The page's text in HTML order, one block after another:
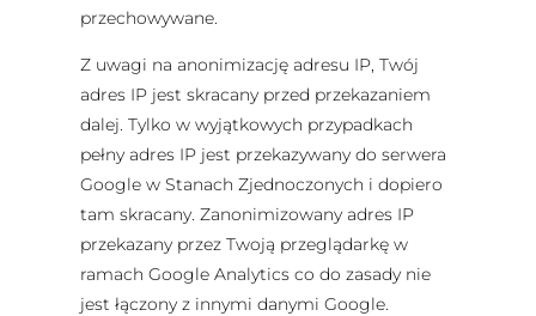
przechowywane.
Z uwagi na anonimizację adresu IP, Twój
adres IP jest skracany przed przekazaniem
dalej. Tylko w wyjątkowych przypadkach
pełny adres IP jest przekazywany do serwera
Google w Stanach Zjednoczonych i dopiero
tam skracany. Zanonimizowany adres IP
przekazany przez Twoją przeglądarkę w
ramach Google Analytics co do zasady nie
jest łączony z innymi danymi Google.